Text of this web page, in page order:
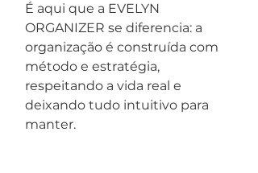
É aqui que a EVELYN
ORGANIZER se diferencia: a
organização é construída com
método e estratégia,
respeitando a vida real e
deixando tudo intuitivo para
manter.